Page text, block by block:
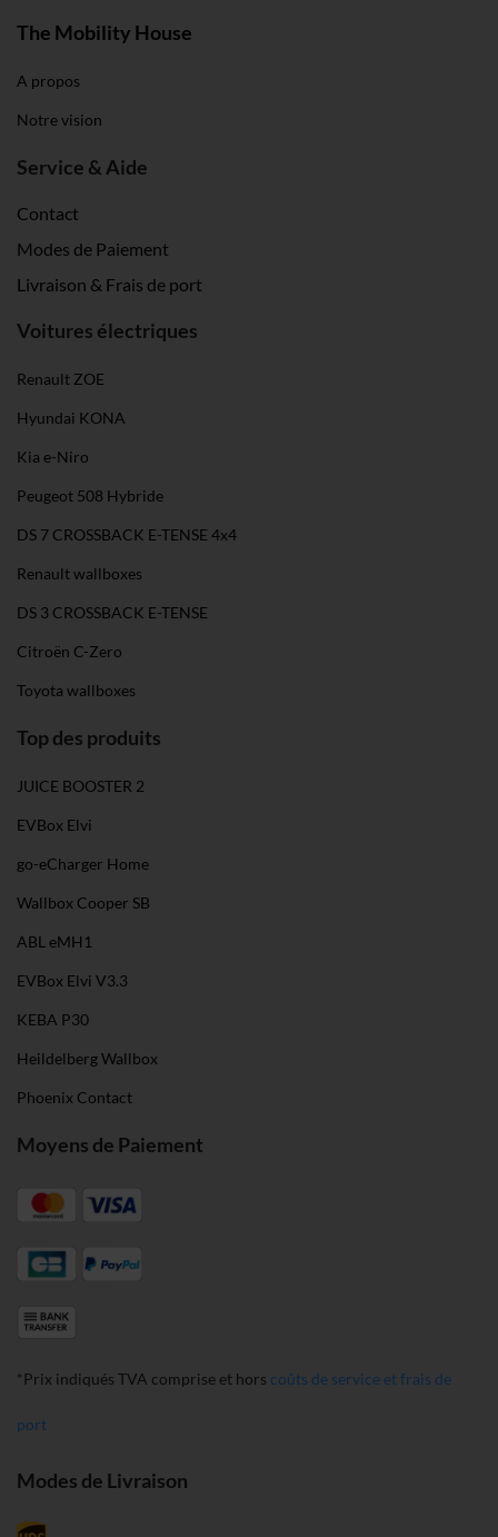
The Mobility House
A propos
Notre vision
Service & Aide
Contact
Modes de Paiement
Livraison & Frais de port
Voitures électriques
Renault ZOE
Hyundai KONA
Kia e-Niro
Peugeot 508 Hybride
DS 7 CROSSBACK E-TENSE 4x4
Renault wallboxes
DS 3 CROSSBACK E-TENSE
Citroën C-Zero
Toyota wallboxes
Top des produits
JUICE BOOSTER 2
EVBox Elvi
go-eCharger Home
Wallbox Cooper SB
ABL eMH1
EVBox Elvi V3.3
KEBA P30
Heildelberg Wallbox
Phoenix Contact
Moyens de Paiement
*Prix indiqués TVA comprise et hors coûts de service et frais de
port
Modes de Livraison